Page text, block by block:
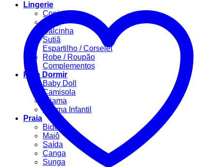
Lingerie
Conjuntos
Body
Calcinha
Sutiã
Espartilho / Corselet
Robe / Roupão
Complementos
Para Dormir
Baby Doll
Camisola
Pijama
Pijama Infantil
Praia
Biquíni
Maiô
Saída
Canga
Sunga